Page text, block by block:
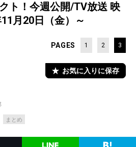
クト！今週公開/TV放送 映
月20日（金）～
PAGES 1 2 3
お気に入りに保存
まとめ